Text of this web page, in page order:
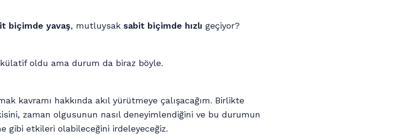
biçimde yavaş, mutluysak sabit biçimde hızlı geçiyor?
oldu ama durum da biraz böyle.
kavramı hakkında akıl yürütmeye çalışacağım. Birlikte
zaman olgusunun nasıl deneyimlendiğini ve bu durumun
gibi etkileri olabileceğini irdeleyeceğiz.